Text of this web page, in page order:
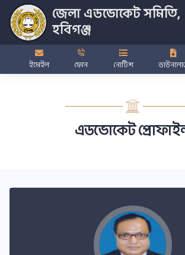
জেলা এডভোকেট সমিতি,
হবিগঞ্জ
ইমেইল ফোন নোটিশ
এডভোকেট